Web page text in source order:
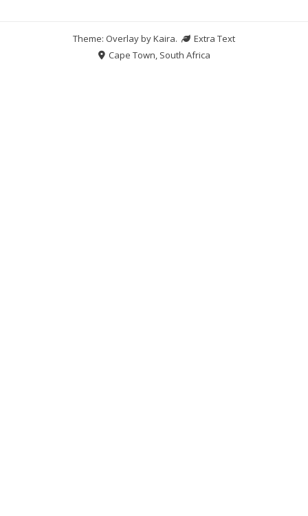
Theme: Overlay byKaira.
Extra Text
Cape Town, South Africa